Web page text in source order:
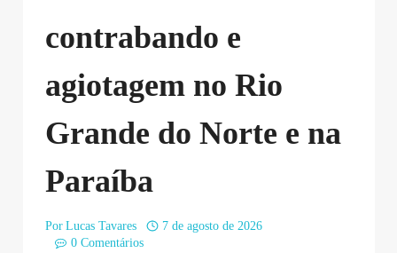
contrabando e
agiotagem no Rio
Grande do Norte e na
Paraíba
Por Lucas Tavares
7 de agosto de 2026
0 Comentários